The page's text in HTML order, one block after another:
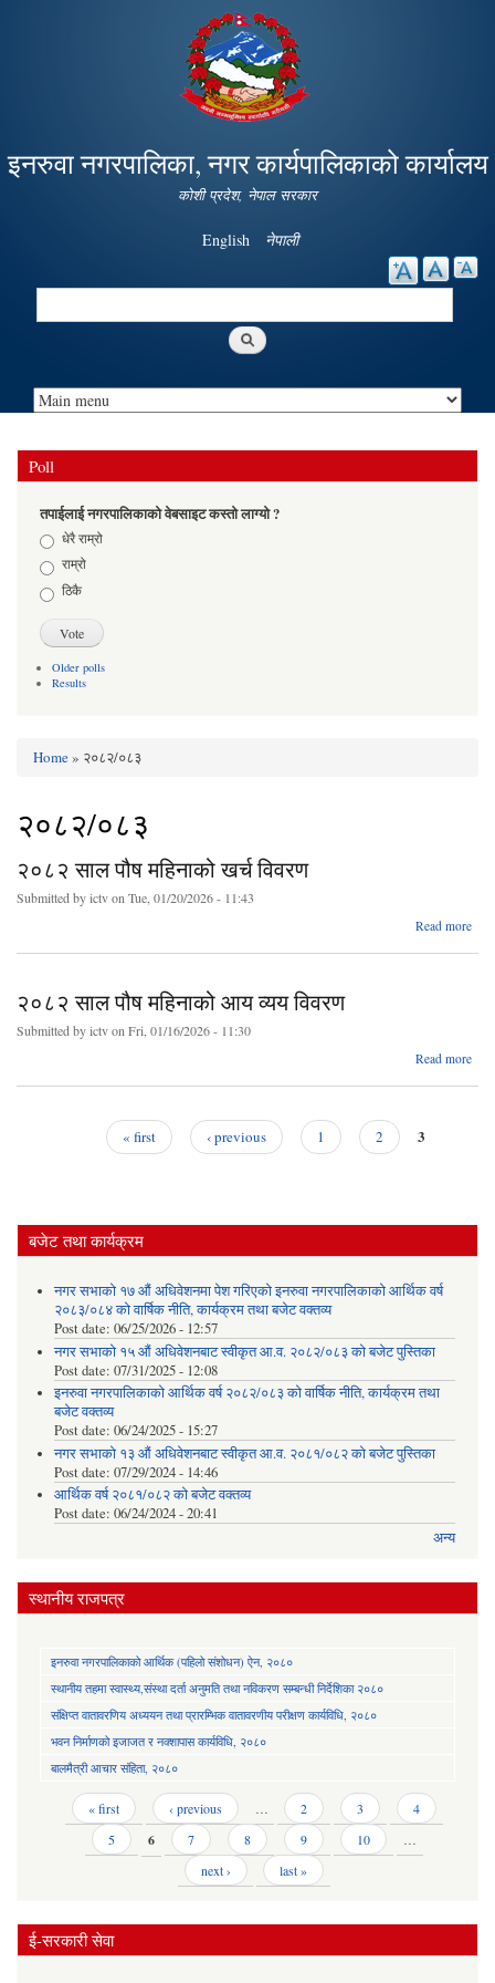
Skip to
main
content
इनरुवा नगरपालिका, नगर कार्यपालिकाको कार्यालय
कोशी प्रदेश, नेपाल सरकार
English नेपाली
Search
Poll
तपाईलाई नगरपालिकाको वेबसाइट कस्तो लाग्यो ?
Choicesधेरै राम्रो
राम्रो
ठिकै
Older polls
Results
Home» २०८२/०८३
२०८२/०८३
२०८२ साल पौष महिनाको खर्च विवरण
Submitted byictvon Tue, 01/20/2026 - 11:43
Read more
साल
२०८२ साल पौष महिनाको आय व्यय विवरण
Submitted byictvon Fri, 01/16/2026 - 11:30
Read more
साल
« first ‹ previous 1 2 3
बजेट तथा कार्यक्रम
नगर सभाको १७ औं अधिवेशनमा पेश गरिएको इनरुवा नगरपालिकाको आर्थिक वर्ष
२०८३/०८४ को वार्षिक नीति, कार्यक्रम तथा बजेट वक्तव्य
Post date: 06/25/2026 - 12:57
नगर सभाको १५ औं अधिवेशनबाट स्वीकृत आ.व. २०८२/०८३ को बजेट पुस्तिका
Post date: 07/31/2025 - 12:08
इनरुवा नगरपालिकाको आर्थिक वर्ष २०८२/०८३ को वार्षिक नीति, कार्यक्रम तथा
बजेट वक्तव्य
Post date: 06/24/2025 - 15:27
नगर सभाको १३ औं अधिवेशनबाट स्वीकृत आ.व. २०८१/०८२ को बजेट पुस्तिका
Post date: 07/29/2024 - 14:46
आर्थिक वर्ष २०८१/०८२ को बजेट वक्तव्य
Post date: 06/24/2024 - 20:41
अन्य
स्थानीय राजपत्र
इनरुवा नगरपालिकाको आर्थिक (पहिलो संशोधन) ऐन, २०८०
स्थानीय तहमा स्वास्थ्य,संस्था दर्ता अनुमति तथा नविकरण सम्बन्धी निर्देशिका २०८०
संक्षिप्त वातावरणिय अध्ययन तथा प्रारम्भिक वातावरणीय परीक्षण कार्यविधि, २०८०
भवन निर्माणको इजाजत र नक्शापास कार्यविधि, २०८०
बालमैत्री आचार संहिता, २०८०
Pages « first ‹ previous … 2 3
4
5
6 7 8 9 10
…
next ›
last »
ई-सरकारी सेवा